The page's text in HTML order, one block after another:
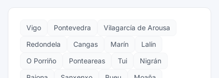
Vigo Pontevedra
Vilagarcía de Arousa
Redondela
Cangas Marín
Lalín
O Porriño
Ponteareas Tui
Nigrán